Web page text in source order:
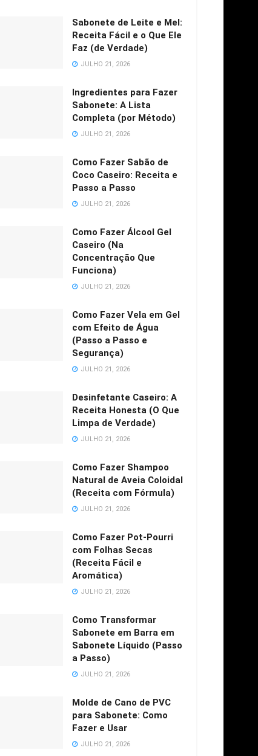
Sabonete de Leite e Mel:
Receita Fácil e o Que Ele
Faz (de Verdade)
JULHO 21, 2026
Ingredientes para Fazer
Sabonete: A Lista
Completa (por Método)
JULHO 21, 2026
Como Fazer Sabão de
Coco Caseiro: Receita e
Passo a Passo
JULHO 21, 2026
Como Fazer Álcool Gel
Caseiro (Na
Concentração Que
Funciona)
JULHO 21, 2026
Como Fazer Vela em Gel
com Efeito de Água
(Passo a Passo e
Segurança)
JULHO 21, 2026
Desinfetante Caseiro: A
Receita Honesta (O Que
Limpa de Verdade)
JULHO 21, 2026
Como Fazer Shampoo
Natural de Aveia Coloidal
(Receita com Fórmula)
JULHO 21, 2026
Como Fazer Pot-Pourri
com Folhas Secas
(Receita Fácil e
Aromática)
JULHO 21, 2026
Como Transformar
Sabonete em Barra em
Sabonete Líquido (Passo
a Passo)
JULHO 21, 2026
Molde de Cano de PVC
para Sabonete: Como
Fazer e Usar
JULHO 21, 2026